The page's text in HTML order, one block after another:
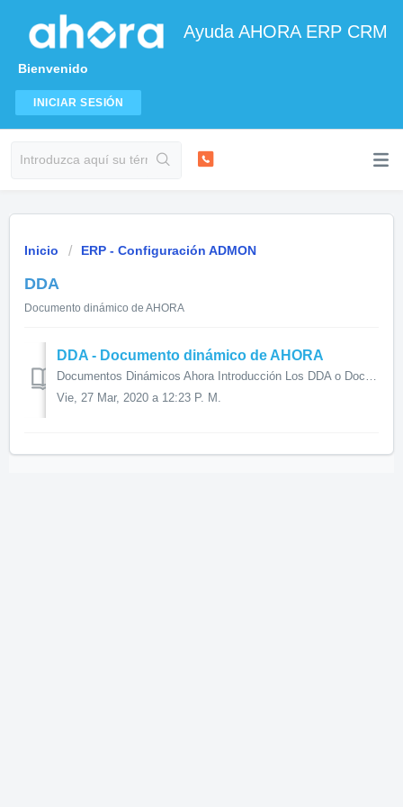
Ayuda AHORA ERP CRM
Bienvenido
INICIAR SESIÓN
Inicio ERP - Configuración ADMON
DDA
Documento dinámico de AHORA
DDA - Documento dinámico de AHORA
Documentos Dinámicos Ahora Introducción Los DDA o Documentos Dinámicos de Ahora son una serie de formularios definidos por el propio usuario con...
Vie, 27 Mar, 2020 a 12:23 P. M.